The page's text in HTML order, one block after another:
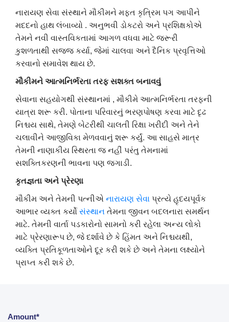
નારાયણ સેવા સંસ્થાને મૌકીમને મફત કૃત્રિમ પગ આપીને
મદદનો હાથ લંબાવ્યો . અનુભવી ડોકટરો અને પ્રશિક્ષકોએ
તેમને નવી વાસ્તવિકતામાં આગળ વધવા માટે જરૂરી
કુશળતાથી સજ્જ કર્યા, જેમાં ચાલવા અને દૈનિક પ્રવૃત્તિઓ
કરવાનો સમાવેશ થાય છે.
મૌકીમને આત્મનિર્ભરતા તરફ સશક્ત બનાવવું
સેવાના સહયોગથી સંસ્થાનમાં , મૌકીમે આત્મનિર્ભરતા તરફની
યાત્રા શરૂ કરી. પોતાના પરિવારનું ભરણપોષણ કરવા માટે દૃઢ
નિશ્ચય સાથે, તેમણે બેટરીથી ચાલતી રિક્ષા ખરીદી અને તેને
ચલાવીને આજીવિકા મેળવવાનું શરૂ કર્યું. આ સાહસે માત્ર
તેમની નાણાકીય સ્થિરતા જ નહીં પરંતુ તેમનામાં
સશક્તિકરણની ભાવના પણ જગાડી.
કૃતજ્ઞતા અને પ્રેરણા
મૌકીમ અને તેમની પત્નીએ નારાયણ સેવા પ્રત્યે હૃદયપૂર્વક
આભાર વ્યક્ત કર્યો સંસ્થાન તેમના જીવન બદલનારા સમર્થન
માટે. તેમની વાર્તા પડકારોનો સામનો કરી રહેલા અન્ય લોકો
માટે પ્રેરણારૂપ છે, જે દર્શાવે છે કે હિંમત અને નિશ્ચયથી,
વ્યક્તિ પ્રતિકૂળતાઓને દૂર કરી શકે છે અને તેમના લક્ષ્યોને
પ્રાપ્ત કરી શકે છે.
Amount*